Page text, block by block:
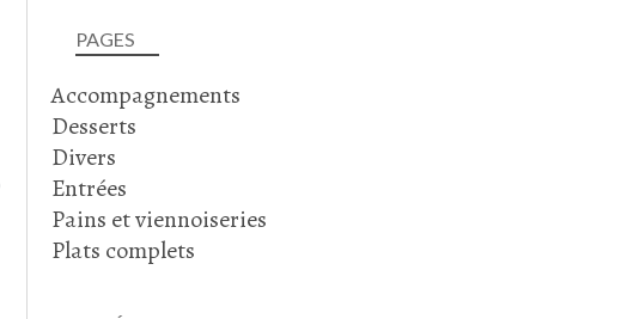
SEPTEMBRE 2024
PAGES
Accompagnements
Desserts
Divers
Entrées
Pains et viennoiseries
Plats complets